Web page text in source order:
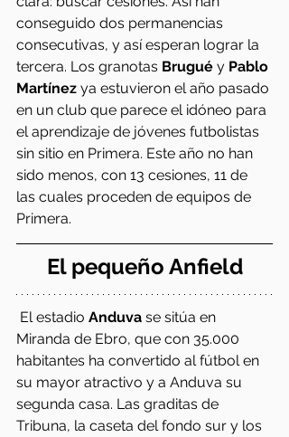
conseguido dos permanencias
consecutivas, y así esperan lograr la
tercera. Los granotas Brugué y Pablo
Martínez ya estuvieron el año pasado
en un club que parece el idóneo para
el aprendizaje de jóvenes futbolistas
sin sitio en Primera. Este año no han
sido menos, con 13 cesiones, 11 de
las cuales proceden de equipos de
Primera.
El pequeño Anfield
El estadio Anduva se sitúa en
Miranda de Ebro, que con 35.000
habitantes ha convertido al fútbol en
su mayor atractivo y a Anduva su
segunda casa. Las graditas de
Tribuna, la caseta del fondo sur y los